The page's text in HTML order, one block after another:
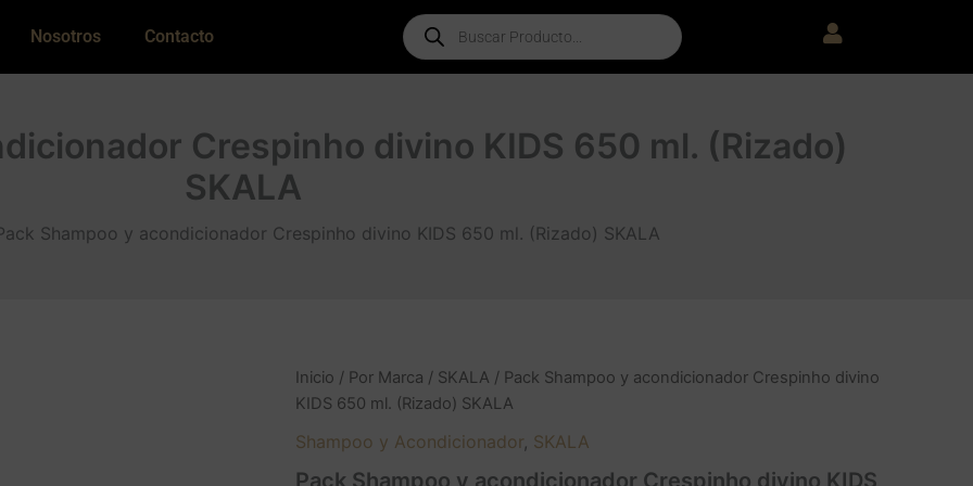
Nosotros Contacto
Products
search
Crespinho divino KIDS 650 ml. (Rizado)
SKALA
Shampoo y acondicionador Crespinho divino KIDS 650 ml. (Rizado) SKALA
Inicio / Por Marca / SKALA / Pack Shampoo y acondicionador Crespinho divino
KIDS 650 ml. (Rizado) SKALA
Shampoo y Acondicionador SKALA
Pack Shampoo y acondicionador Crespinho divino KIDS